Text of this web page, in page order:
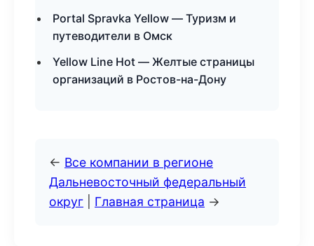
Portal Spravka Yellow — Туризм и
путеводители в Омск
Yellow Line Hot — Желтые страницы
организаций в Ростов-на-Дону
← Все компании в регионе
Дальневосточный федеральный
округ
Главная страница →